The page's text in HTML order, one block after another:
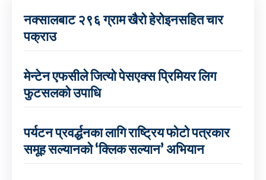
नक्सालबाट २९६ ग्राम खैरो हेरोइनसहित चार
पक्राउ
मेन्टेन एफसीले जित्यो पेसएक्स प्रिमियर लिग
फुटसलको उपाधि
पर्यटन प्रवर्द्धनका लागि राष्ट्रिय फोटो पत्रकार
समूह सल्यानको ‘क्लिक सल्यान’ अभियान